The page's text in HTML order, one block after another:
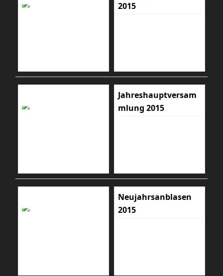
2015
Jahreshauptversam
mlung 2015
Neujahrsanblasen
2015